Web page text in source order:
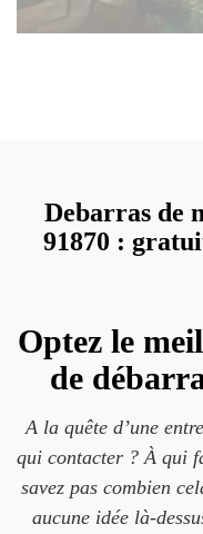
Debarras de
91870 :
Optez le
de
A la quête d’une
qui contacter ? À qui
savez pas combien
aucune idée là-